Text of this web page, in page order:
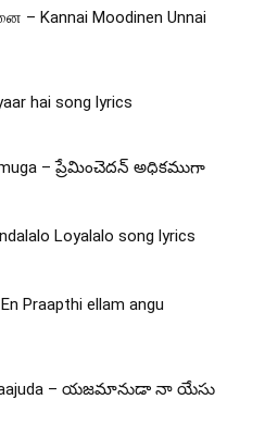
Kannai Moodinen Unnai
hai song lyrics
– ప్రేమించెదన్ అధికముగా
Loyalalo song lyrics
ellam angu
Raajuda – యజమానుడా నా యేసు